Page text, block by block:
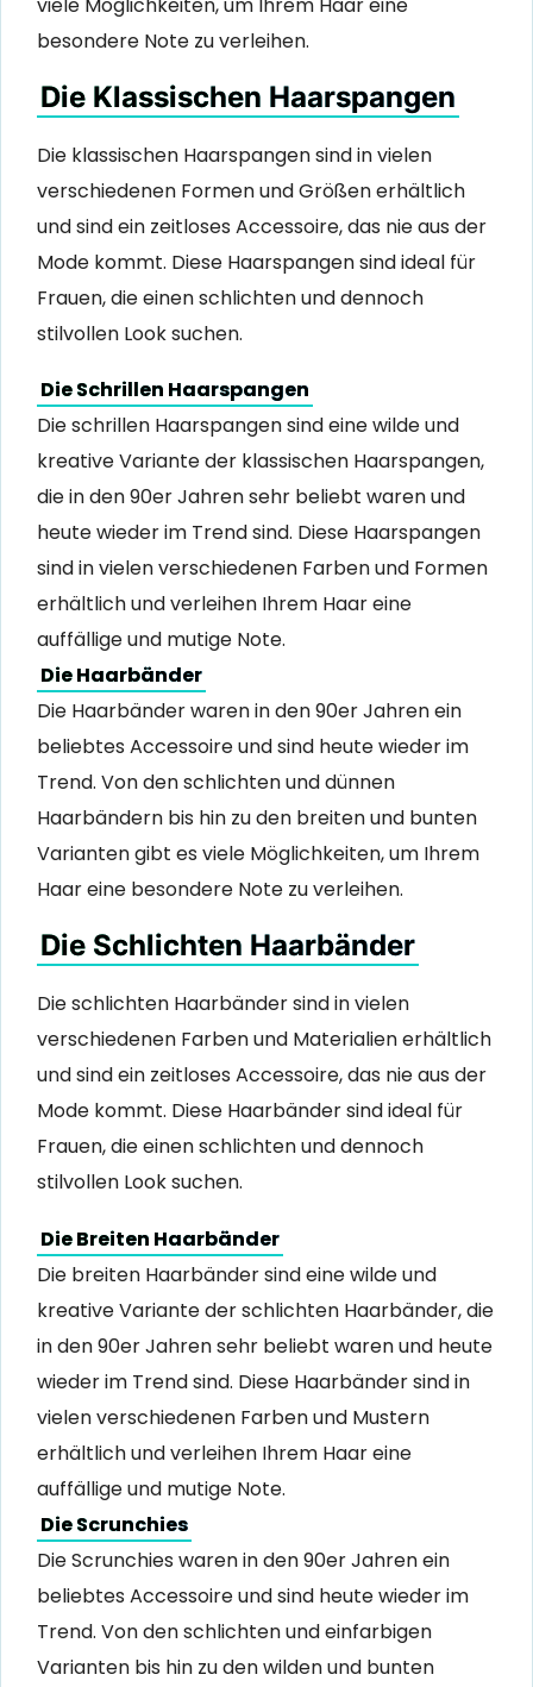
viele Möglichkeiten, um Ihrem Haar eine
besondere Note zu verleihen.
Die Klassischen Haarspangen
Die klassischen Haarspangen sind in vielen
verschiedenen Formen und Größen erhältlich
und sind ein zeitloses Accessoire, das nie aus der
Mode kommt. Diese Haarspangen sind ideal für
Frauen, die einen schlichten und dennoch
stilvollen Look suchen.
Die Schrillen Haarspangen
Die schrillen Haarspangen sind eine wilde und
kreative Variante der klassischen Haarspangen,
die in den 90er Jahren sehr beliebt waren und
heute wieder im Trend sind. Diese Haarspangen
sind in vielen verschiedenen Farben und Formen
erhältlich und verleihen Ihrem Haar eine
auffällige und mutige Note.
Die Haarbänder
Die Haarbänder waren in den 90er Jahren ein
beliebtes Accessoire und sind heute wieder im
Trend. Von den schlichten und dünnen
Haarbändern bis hin zu den breiten und bunten
Varianten gibt es viele Möglichkeiten, um Ihrem
Haar eine besondere Note zu verleihen.
Die Schlichten Haarbänder
Die schlichten Haarbänder sind in vielen
verschiedenen Farben und Materialien erhältlich
und sind ein zeitloses Accessoire, das nie aus der
Mode kommt. Diese Haarbänder sind ideal für
Frauen, die einen schlichten und dennoch
stilvollen Look suchen.
Die Breiten Haarbänder
Die breiten Haarbänder sind eine wilde und
kreative Variante der schlichten Haarbänder, die
in den 90er Jahren sehr beliebt waren und heute
wieder im Trend sind. Diese Haarbänder sind in
vielen verschiedenen Farben und Mustern
erhältlich und verleihen Ihrem Haar eine
auffällige und mutige Note.
Die Scrunchies
Die Scrunchies waren in den 90er Jahren ein
beliebtes Accessoire und sind heute wieder im
Trend. Von den schlichten und einfarbigen
Varianten bis hin zu den wilden und bunten